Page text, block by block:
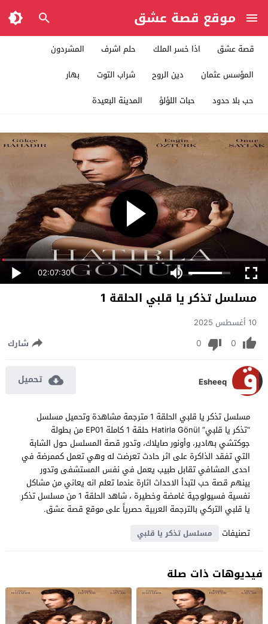
موقع قصة عشق
قصة عشق اذا خسر الملك حلم اشرف
المشردون
المؤسس عثمان
دين الروح شراب التوت
بهار
حب بلا حدود
حبات اللؤلؤ المدينة البعيدة
02:07:30
مسلسل تذكر يا قلبي الحلقة 1
10 أغسطس 2025
0
0 شارك
Esheeq تحميل
مسلسل تذكر يا قلبي الحلقة 1 مترجمة مشاهدة وتحميل مسلسل
“تذكر يا قلبي” Hatirla Gönül حلقة 1 كاملة EP01 من بطولة
جوكتشي بهادير، وأونور صايلاك، وتدور قصة المسلسل حول الشابة
التي تفقد الذاكرة على اثر حادث تعرضت له وهي تعمل كممرضة في
احدى المشافي تقابل طبيب يعمل في نفس المستشفى وتدور
بينهم قصة حب لتبدأ الاحداث اثارة عندما تعلم انه يعاني من مشاكل
نفسية فسيولوجية غامضة وخطيرة ، شاهد الحلقة 1 من مسلسل تذكر
يا قلبي التركي بالترجمة العربية حصرياً على موقع قصة عشق.
تصنيفات
مسلسل تذكر يا قلبي
فيديوهات ذات صلة